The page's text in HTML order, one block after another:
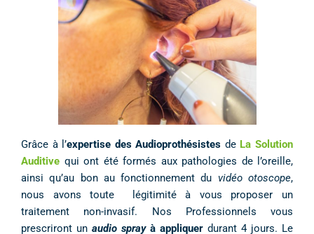
Grâce à l’expertise des Audioprothésistes de La Solution
Auditive qui ont été formés aux pathologies de l’oreille,
ainsi qu’au bon au fonctionnement du vidéo otoscope,
nous avons toute légitimité à vous proposer un
traitement non-invasif. Nos Professionnels vous
prescriront un audio sprayà appliquer durant 4 jours. Le